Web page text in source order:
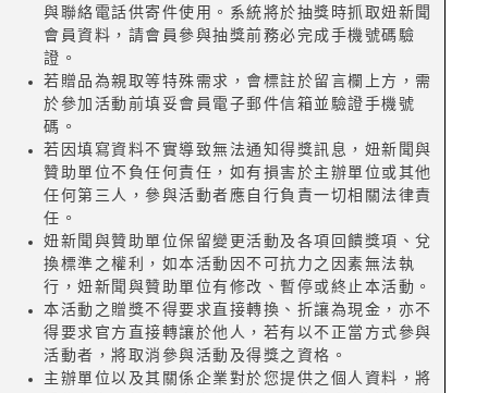
與聯絡電話供寄件使用。系統將於抽獎時抓取妞新聞
會員資料，請會員參與抽獎前務必完成手機號碼驗
證。
若贈品為親取等特殊需求，會標註於留言欄上方，需
於參加活動前填妥會員電子郵件信箱並驗證手機號
碼。
若因填寫資料不實導致無法通知得獎訊息，妞新聞與
贊助單位不負任何責任，如有損害於主辦單位或其他
任何第三人，參與活動者應自行負責一切相關法律責
任。
妞新聞與贊助單位保留變更活動及各項回饋獎項、兌
換標準之權利，如本活動因不可抗力之因素無法執
行，妞新聞與贊助單位有修改、暫停或終止本活動。
本活動之贈獎不得要求直接轉換、折讓為現金，亦不
得要求官方直接轉讓於他人，若有以不正當方式參與
活動者，將取消參與活動及得獎之資格。
主辦單位以及其關係企業對於您提供之個人資料，將